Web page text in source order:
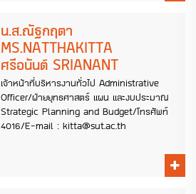
น.ส.ณัฐกฤตา
MS.NATTHAKITTA
ศรีอนันต์ SRIANANT
เจ้าหน้าที่บริหารงานทั่วไป Administrative
Officer/ฝ่ายยุทธศาสตร์ แผน และงบประมาณ
Strategic Planning and Budget/โทรศัพท์
4016/E-mail : kitta@sut.ac.th